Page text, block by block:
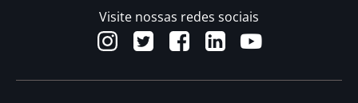
Visite nossas redes sociais